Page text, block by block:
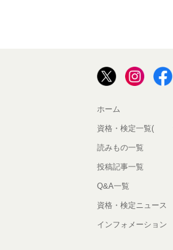
ホーム
資格・検定一覧(50
読みもの一覧
投稿記事一覧
Q&A一覧
資格・検定ニュース
インフォメーション